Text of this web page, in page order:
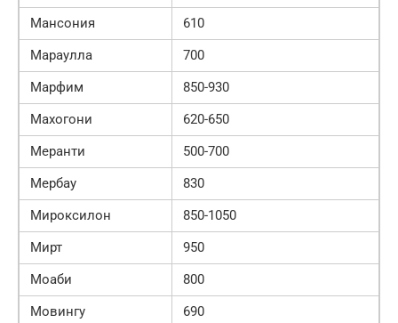
Мансония
610
Мараулла
700
Марфим
850-930
Махогони
620-650
Меранти
500-700
Мербау
830
Мироксилон
850-1050
Мирт
950
Моаби
800
Мовингу
690